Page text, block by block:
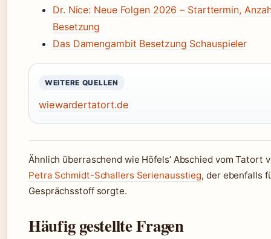
Dr. Nice: Neue Folgen 2026 – Starttermin,
Besetzung
Das Damengambit Besetzung Schauspieler
WEITERE QUELLEN
wiewardertatort.de
Ähnlich überraschend wie Höfels’ Abschied vom Tatort
Petra Schmidt-Schallers Serienausstieg, der ebenfalls
Gesprächsstoff sorgte.
Häufig gestellte Fragen